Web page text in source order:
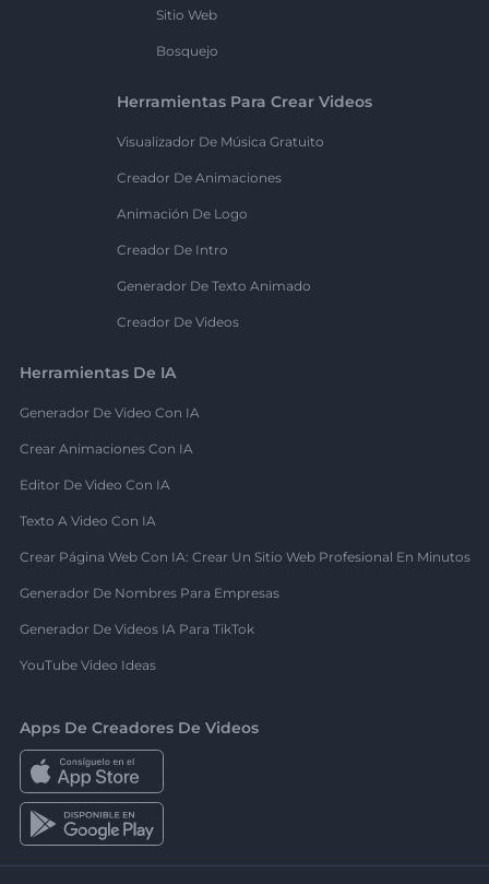
Sitio Web
Bosquejo
Herramientas Para Crear Videos
Visualizador De Música Gratuito
Creador De Animaciones
Animación De Logo
Creador De Intro
Generador De Texto Animado
Creador De Videos
Herramientas De IA
Generador De Video Con IA
Crear Animaciones Con IA
Editor De Video Con IA
Texto A Video Con IA
Crear Página Web Con IA: Crear Un Sitio Web Profesional En Minutos
Generador De Nombres Para Empresas
Generador De Videos IA Para TikTok
YouTube Video Ideas
Apps De Creadores De Videos